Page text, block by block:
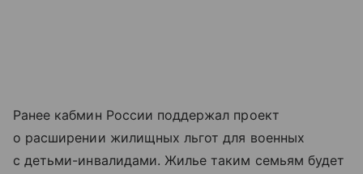
Ранее кабмин России поддержал проект
о расширении жилищных льгот для военных
с детьми-инвалидами. Жилье таким семьям будет